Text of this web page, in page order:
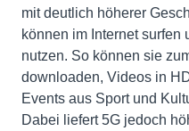
mit deutlich höherer
können im Internet
nutzen. So können sie
downloaden, Videos in
Events aus Sport und
Dabei liefert 5G jedoch